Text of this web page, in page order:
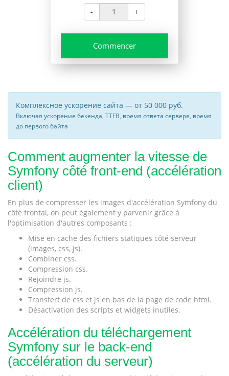
- +
Commencer
Комплексное ускорение сайта — от 50 000 руб.
Включая ускорение бекенда, TTFB, время ответа сервере, время
до первого байта
Comment augmenter la vitesse de
Symfony côté front-end (accélération
client)
En plus de compresser les images d'accélération Symfony du
côté frontal, on peut également y parvenir grâce à
l'optimisation d'autres composants :
Mise en cache des fichiers statiques côté serveur
(images, css, js).
Combiner css.
Compression css.
Rejoindre js.
Compression js.
Transfert de css et js en bas de la page de code html.
Désactivation des scripts et widgets inutiles.
Accélération du téléchargement
Symfony sur le back-end
(accélération du serveur)